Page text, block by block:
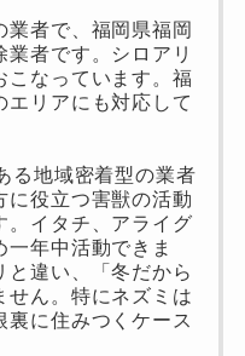
業者で、福岡県福岡
者です。シロアリ
こなっています。福
エリアにも対応して
る地域密着型の業者
に役立つ害獣の活動
。イタチ、アライグ
年中活動できま
と違い、「冬だから
せん。特にネズミは
裏に住みつくケース